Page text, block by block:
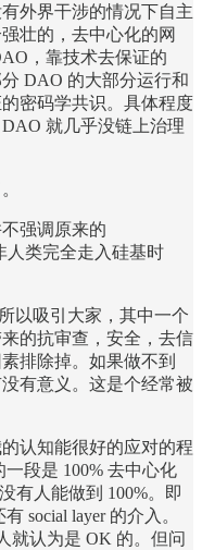
外界干涉的情况下自主
壮的，去中心化的网
，靠技术去保证的
DAO 的大部分运行和
密码学共识。具体程度
就几乎没链上治理
强调原来的
人类完全走入硅基时
以吸引大家，其中一个
的抗审查，安全，去信
排除掉。如果做不到
没有意义。这是个经常被
认知能很好的应对的程
段是 100% 去中心化
有人能做到 100%。即
social layer 的介入。
就认为是 OK 的。但问